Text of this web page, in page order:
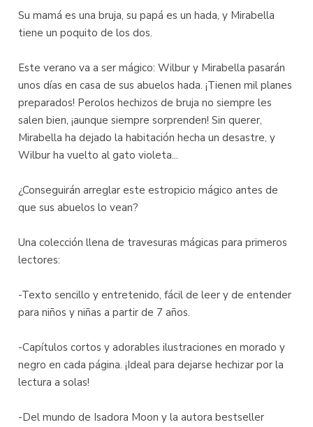
Su mamá es una bruja, su papá es un hada, y Mirabella
tiene un poquito de los dos.
Este verano va a ser mágico: Wilbur y Mirabella pasarán
unos días en casa de sus abuelos hada. ¡Tienen mil planes
preparados! Perolos hechizos de bruja no siempre les
salen bien, ¡aunque siempre sorprenden! Sin querer,
Mirabella ha dejado la habitación hecha un desastre, y
Wilbur ha vuelto al gato violeta...
¿Conseguirán arreglar este estropicio mágico antes de
que sus abuelos lo vean?
Una colección llena de travesuras mágicas para primeros
lectores:
-Texto sencillo y entretenido, fácil de leer y de entender
para niños y niñas a partir de 7 años.
-Capítulos cortos y adorables ilustraciones en morado y
negro en cada página. ¡Ideal para dejarse hechizar por la
lectura a solas!
-Del mundo de Isadora Moon y la autora bestseller